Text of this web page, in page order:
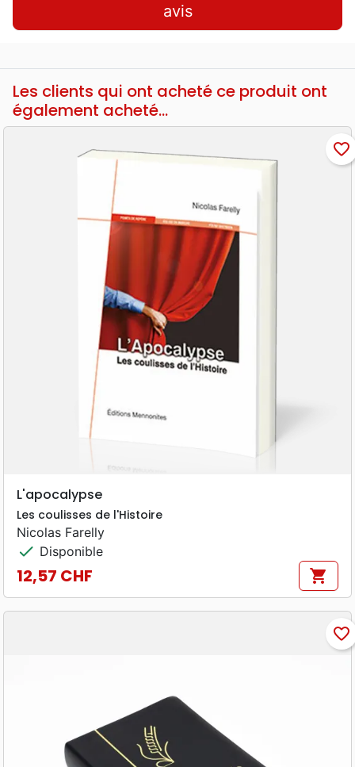
avis
Les clients qui ont acheté ce produit ont
également acheté...
favorite_border
L'apocalypse
Les coulisses de l'Histoire
Nicolas Farelly
check Disponible
Prix
12,57 CHF shopping_cart
favorite_border